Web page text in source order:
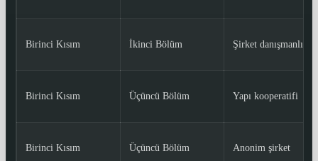
Birinci Kısım İkinci Bölüm Şirket danışmanlığı
Birinci Kısım Üçüncü Bölüm Yapı kooperatifi
Birinci Kısım Üçüncü Bölüm Anonim şirket